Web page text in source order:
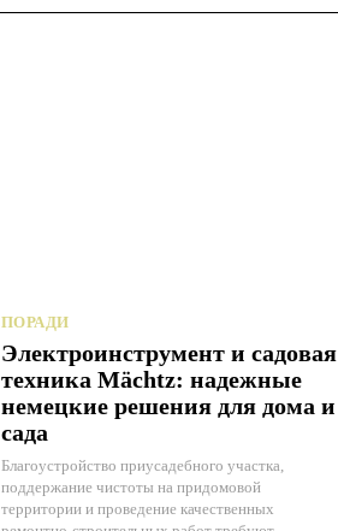
ПОРАДИ
Электроинструмент и садовая
техника Mächtz: надежные
немецкие решения для дома и
сада
Благоустройство приусадебного участка,
поддержание чистоты на придомовой
территории и проведение качественных